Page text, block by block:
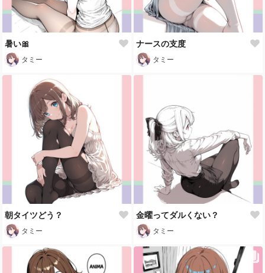
暑い🎀
タミー
ナースの支度
タミー
朝タイツどう？
タミー
金曜ってダルくない？
タミー